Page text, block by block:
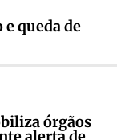
queda de
órgãos
alerta de